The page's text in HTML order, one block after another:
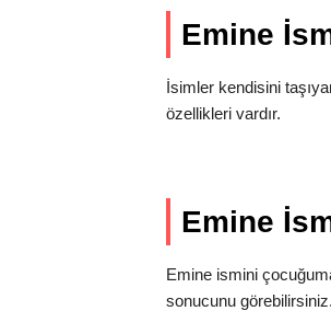
Emine
İsimler kendisini
özellikleri vardır.
Emine
Emine ismini
sonucunu